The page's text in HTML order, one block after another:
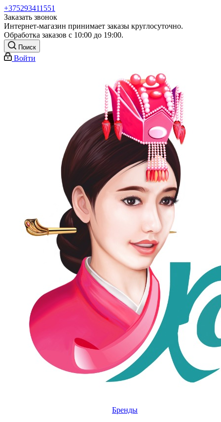
+375293411551
Заказать звонок
Интернет-магазин принимает заказы круглосуточно.
Обработка заказов с 10:00 до 19:00.
Поиск
Войти
Бренды